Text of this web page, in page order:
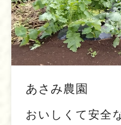
あさみ農園
おいしくて安全